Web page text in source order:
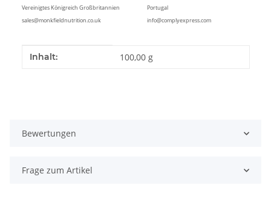
Vereinigtes Königreich Großbritannien
Portugal
sales@monkfieldnutrition.co.uk
info@complyexpress.com
Produkteigenschaft
Wert
Inhalt: 100,00 g
Bewertungen
Frage zum Artikel